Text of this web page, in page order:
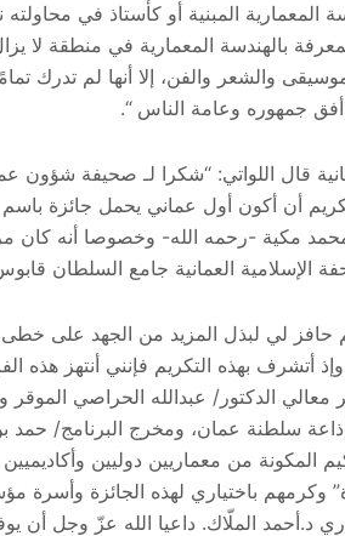
المبنية أو كأستاذ في محاولته
بالهندسة المعمارية في منطقة لا
والشعر والفن، إلا أنها لم تدرك
جمهوره وعامة الناس “.
قال اللواتي: “شكرا لـ صحيفة شؤون
أن أكون أول عماني يحمل جائزة
مكية -رحمه الله- وخصوصا أنه كان
الإسلامية العمانية جامع السلطان قابوس
حافز لي لبذل المزيد من الجهد على
أتشرف بهذه التكريم فإنني أنتهز هذه
معالي الدكتور/ عبدالله الحراصي
سلطنة عمان، ومخرج البرنامج/ حمد
المكونة من معماريين دوليين
وكرمهم باختياري لهذه الجائزة وأسرة
د.أحمد الملّاك. داعيا الله عزّ وجل أن